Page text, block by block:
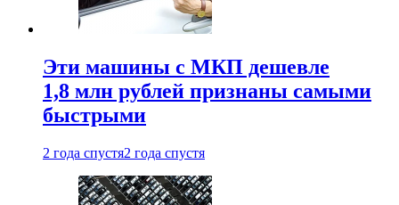
Эти машины с МКП дешевле
1,8 млн рублей признаны самыми
быстрыми
2 года спустя2 года спустя